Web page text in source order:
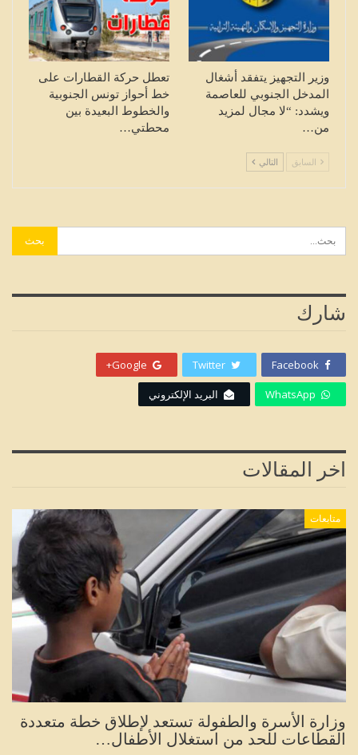
وزير التجهيز يتفقد أشغال
المدخل الجنوبي للعاصمة
ويشدد: “لا مجال لمزيد
من…
تعطل حركة القطارات على
خط أحواز تونس الجنوبية
والخطوط البعيدة بين
محطتي…
السابق التالي
شارك
Facebook
Twitter
Google+
WhatsApp البريد الإلكتروني
اخر المقالات
متابعات
وزارة الأسرة والطفولة تستعد لإطلاق خطة متعددة
القطاعات للحد من استغلال الأطفال…